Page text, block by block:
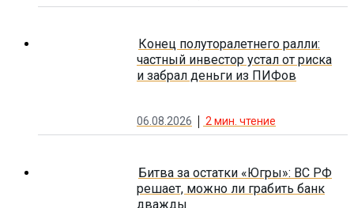
Конец полуторалетнего ралли:
частный инвестор устал от риска
и забрал деньги из ПИФов
06.08.2026 2мин. чтение
Битва за остатки «Югры»: ВС РФ
решает, можно ли грабить банк
дважды